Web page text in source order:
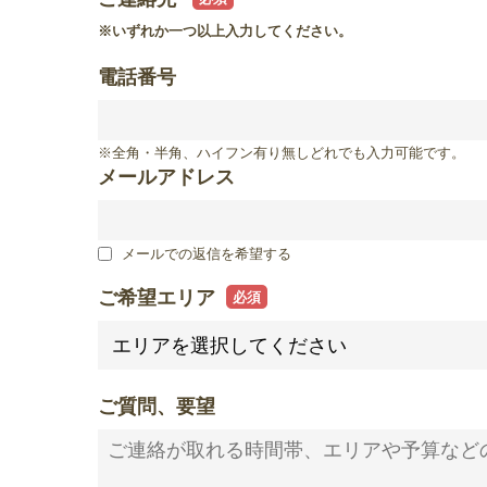
滋賀県
※いずれか一つ以上入力してください。
電話番号
※全角・半角、ハイフン有り無しどれでも入力可能です。
メールアドレス
メールでの返信を希望する
ご希望エリア
ご質問、要望